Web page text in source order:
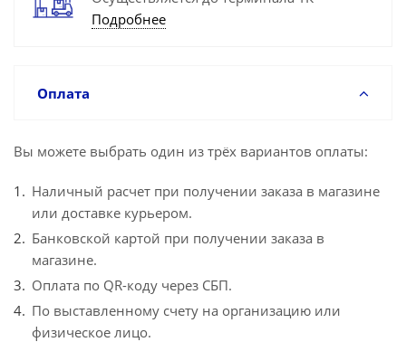
Подробнее
Оплата
Вы можете выбрать один из трёх вариантов оплаты:
Наличный расчет при получении заказа в магазине
или доставке курьером.
Банковской картой при получении заказа в
магазине.
Оплата по QR-коду через СБП.
По выставленному счету на организацию или
физическое лицо.